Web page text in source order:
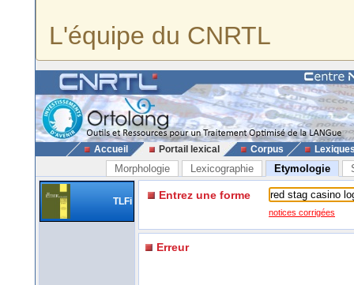
L'équipe du CNRTL
Accueil Portail lexical Corpus
Morphologie Lexicographie Etymologie
TLFi Entrez une forme
notices corrigées
Erreur